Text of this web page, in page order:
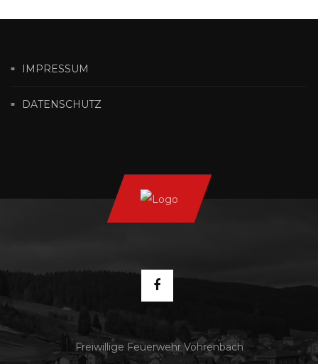
IMPRESSUM
DATENSCHUTZ
Freiwillige Feuerwehr Vöhrenbach